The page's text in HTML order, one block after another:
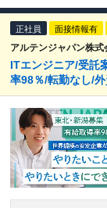
正社員 面接情報有
アルテンジャパン株
ITエンジニア/受託
率98％/転勤なし/